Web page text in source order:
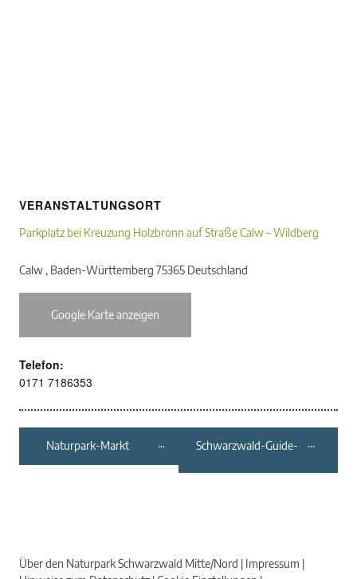
VERANSTALTUNGSORT
Parkplatz bei Kreuzung Holzbronn auf Straße Calw – Wildberg
Calw , Baden-Württemberg 75365 Deutschland
Google Karte anzeigen
Telefon:
0171 7186353
Naturpark-Markt
Schwarzwald-Guide-
„Stadtführung
Über den Naturpark Schwarzwald Mitte/Nord
Impressum